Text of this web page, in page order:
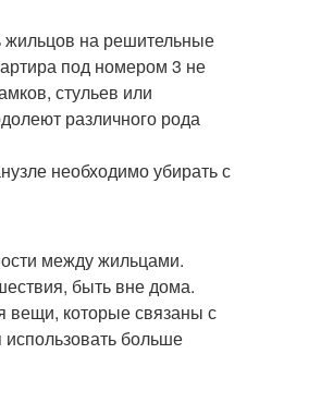
жильцов на решительные
под номером 3 не
стульев или
различного рода
необходимо убирать с
между жильцами.
быть вне дома.
вещи, которые связаны с
больше